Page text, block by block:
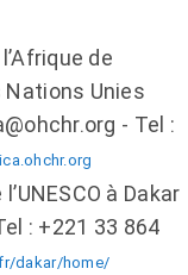
de
Nations Unies
- Tel :
à Dakar
: +221 33 864
dakar/home/